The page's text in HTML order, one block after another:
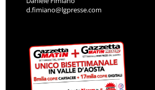
d.fimiano@lgpresse.com